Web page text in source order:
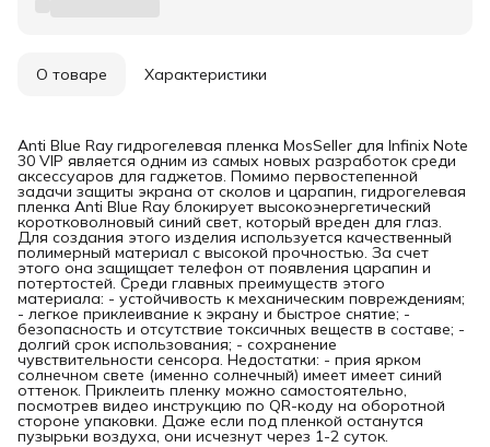
О товаре Характеристики
Anti Blue Ray гидрогелевая пленка MosSeller для Infinix Note
30 VIP является одним из самых новых разработок среди
аксессуаров для гаджетов. Помимо первостепенной
задачи защиты экрана от сколов и царапин, гидрогелевая
пленка Anti Blue Ray блокирует высокоэнергетический
коротковолновый синий свет, который вреден для глаз.
Для создания этого изделия используется качественный
полимерный материал с высокой прочностью. За счет
этого она защищает телефон от появления царапин и
потертостей. Среди главных преимуществ этого
материала: - устойчивость к механическим повреждениям;
- легкое приклеивание к экрану и быстрое снятие; -
безопасность и отсутствие токсичных веществ в составе; -
долгий срок использования; - сохранение
чувствительности сенсора. Недостатки: - прия ярком
солнечном свете (именно солнечный) имеет имеет синий
оттенок. Приклеить пленку можно самостоятельно,
посмотрев видео инструкцию по QR-коду на оборотной
стороне упаковки. Даже если под пленкой останутся
пузырьки воздуха, они исчезнут через 1-2 суток.